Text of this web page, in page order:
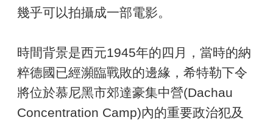
幾乎可以拍攝成一部電影。
時間背景是西元1945年的四月，當時的納
粹德國已經瀕臨戰敗的邊緣，希特勒下令
將位於慕尼黑市郊達豪集中營(Dachau
Concentration Camp)內的重要政治犯及